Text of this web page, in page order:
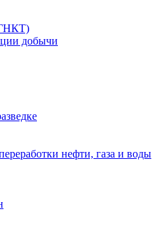
добычи
нефти, газа и воды